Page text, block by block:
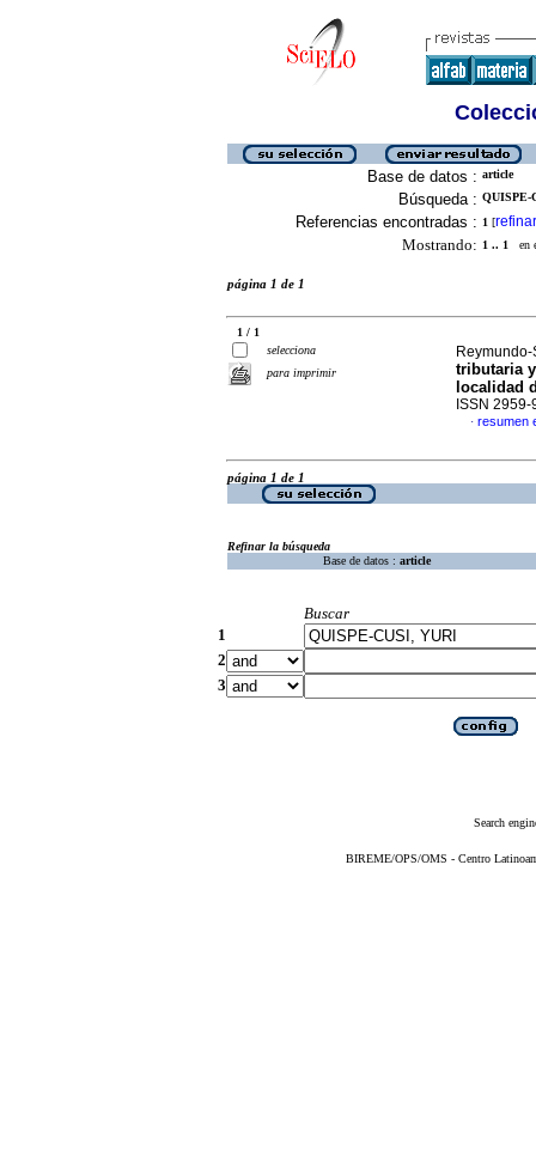
Base de datos : article
Búsqueda : QUISPE-
Referencias encontradas : 1 [refinar
Mostrando: 1 .. 1 en
página 1 de 1
1 / 1
selecciona
para imprimir
tributaria
localidad
ISSN 2959-
· resumen
página 1 de 1
Refinar la búsqueda
Base de datos : article
Buscar
1
2
3
Search
BIREME/OPS/OMS - Centro